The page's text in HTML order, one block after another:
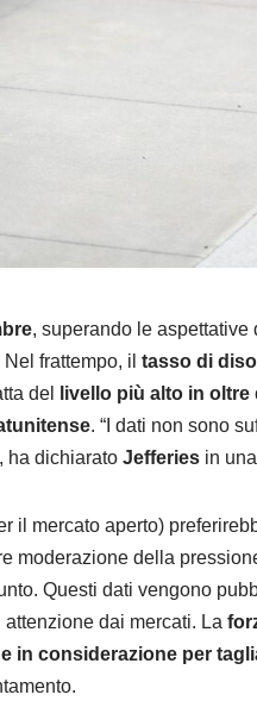
, superando le
frattempo, il tasso di
del livello più alto in
. “I dati non sono
ha dichiarato Jefferies in
il mercato aperto)
moderazione della
Questi dati vengono
dai mercati. La
in considerazione per